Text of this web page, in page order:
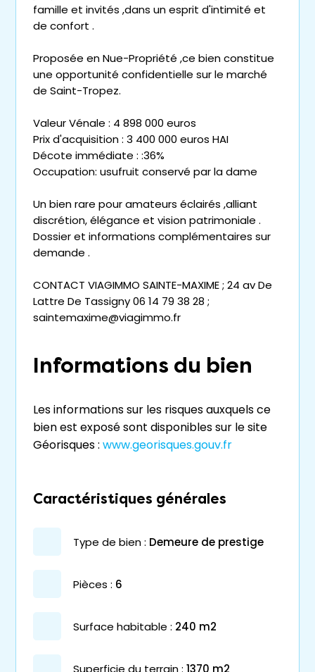
famille et invités ,dans un esprit d'intimité et
de confort .
Proposée en Nue-Propriété ,ce bien constitue
une opportunité confidentielle sur le marché
de Saint-Tropez.
Valeur Vénale : 4 898 000 euros
Prix d'acquisition : 3 400 000 euros HAI
Décote immédiate : :36%
Occupation: usufruit conservé par la dame
Un bien rare pour amateurs éclairés ,alliant
discrétion, élégance et vision patrimoniale .
Dossier et informations complémentaires sur
demande .
CONTACT VIAGIMMO SAINTE-MAXIME ; 24 av De
Lattre De Tassigny 06 14 79 38 28 ;
saintemaxime@viagimmo.fr
Informations du bien
Les informations sur les risques auxquels ce
bien est exposé sont disponibles sur le site
Géorisques : www.georisques.gouv.fr
Caractéristiques générales
type de bien : demeure de prestige
pièces : 6
surface habitable : 240 m2
superficie du terrain : 1370 m2